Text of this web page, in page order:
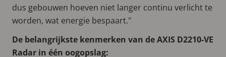
dus gebouwen hoeven niet langer continu verlicht te
worden, wat energie bespaart."
De belangrijkste kenmerken van de AXIS D2210-VE
Radar in één oogopslag: